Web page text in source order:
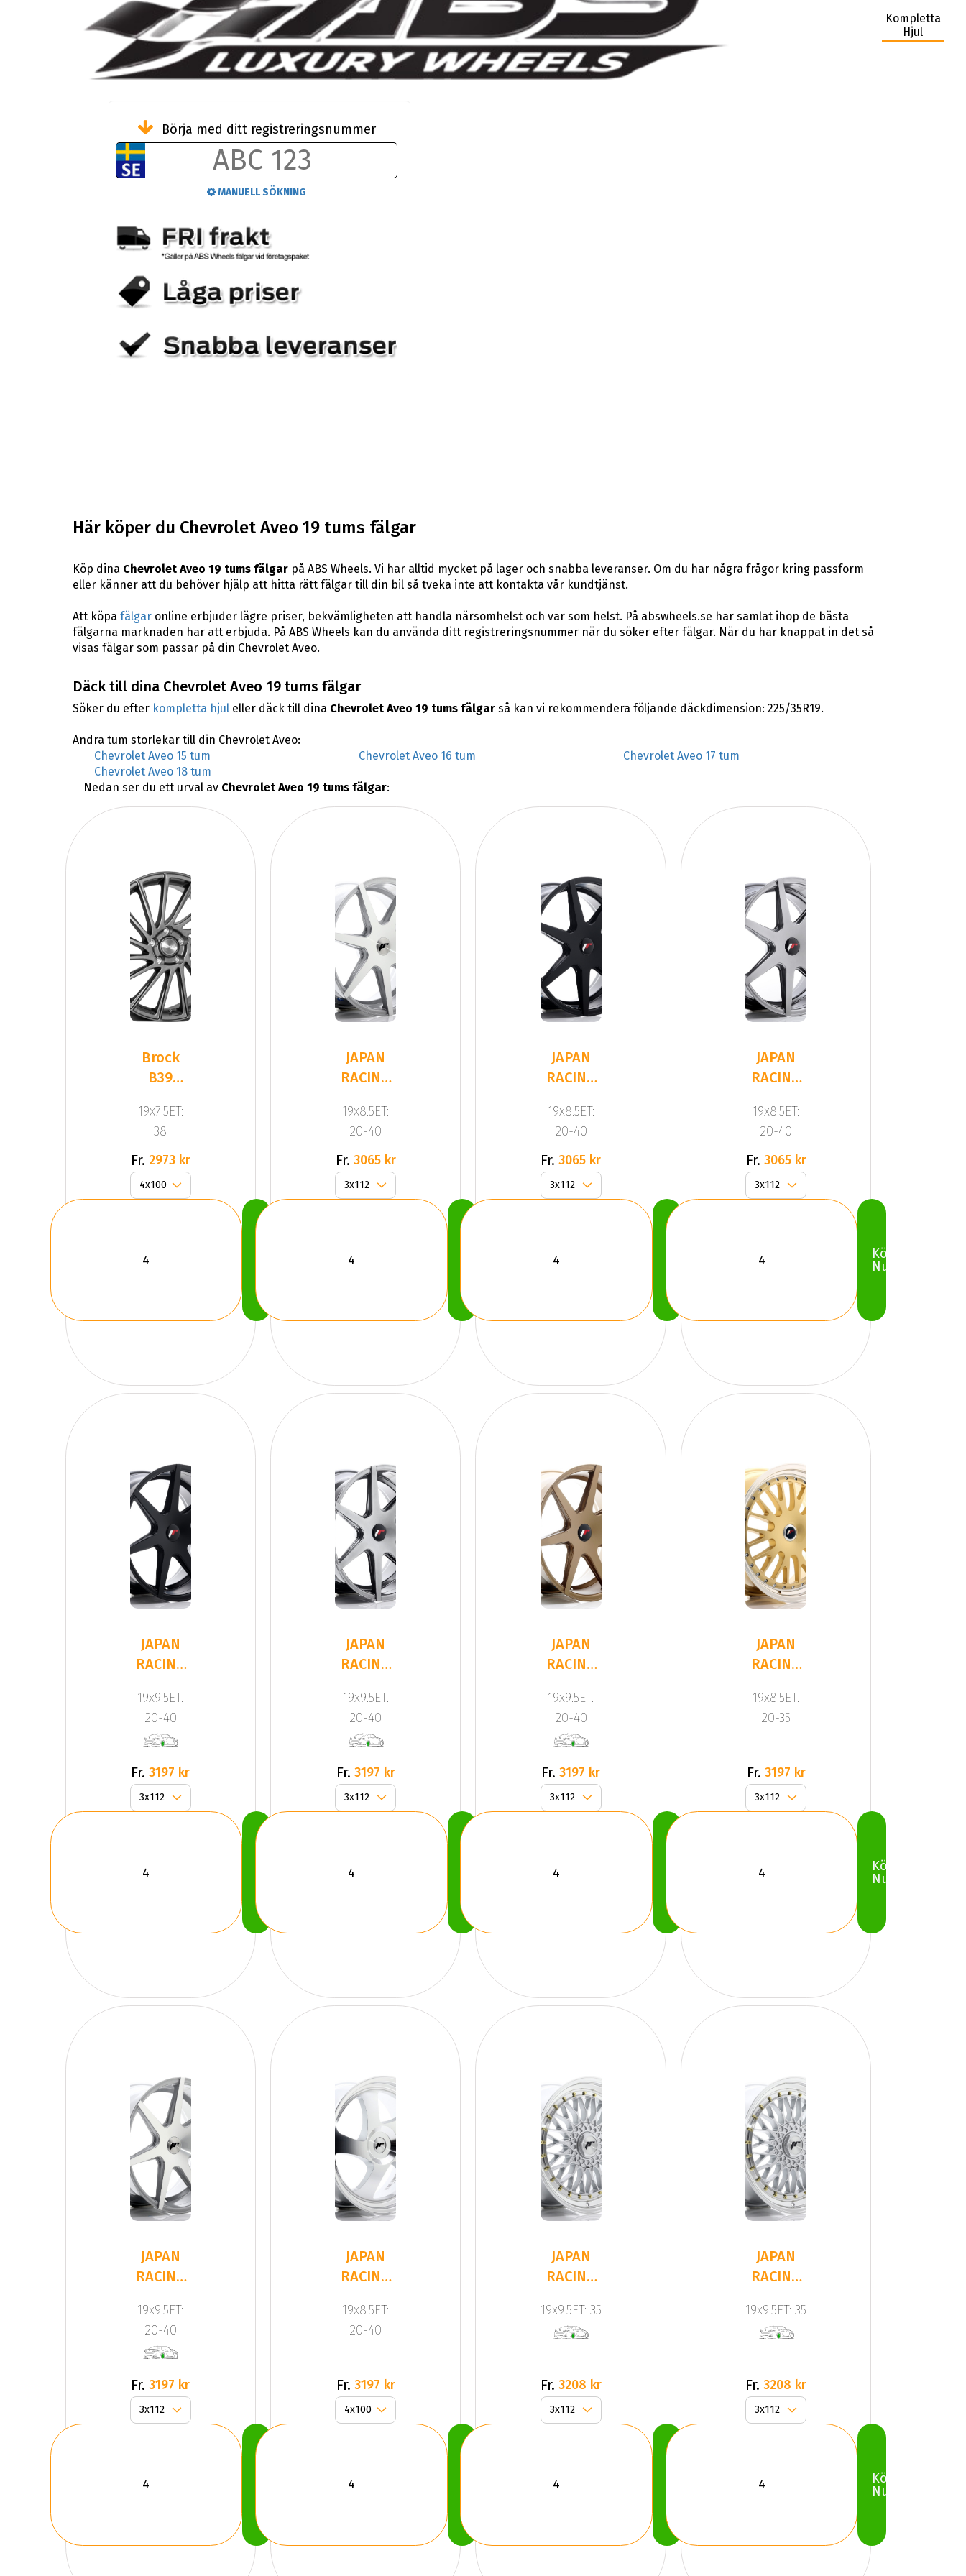
Kompletta
Hjul
Börja med ditt registreringsnummer
MANUELL SÖKNING
Här köper du Chevrolet Aveo 19 tums fälgar
Köp dina Chevrolet Aveo 19 tums fälgarpå ABS Wheels. Vi har alltid mycket på lager och snabba leveranser. Om du har några frågor kring passform
eller känner att du behöver hjälp att hitta rätt fälgar till din bil så tveka inte att kontakta vår kundtjänst.
Att köpa fälgaronline erbjuder lägre priser, bekvämligheten att handla närsomhelst och var som helst. På abswheels.se har samlat ihop de bästa
fälgarna marknaden har att erbjuda. På ABS Wheels kan du använda ditt registreringsnummer när du söker efter fälgar. När du har knappat in det så
visas fälgar som passar på din Chevrolet Aveo.
Däck till dina Chevrolet Aveo 19 tums fälgar
Söker du efter kompletta hjuleller däck till dina Chevrolet Aveo 19 tums fälgarså kan vi rekommendera följande däckdimension: 225/35R19.
Andra tum storlekar till din Chevrolet Aveo:
Chevrolet Aveo 15 tum
Chevrolet Aveo 16 tum
Chevrolet Aveo 17 tum
Chevrolet Aveo 18 tum
Nedan ser du ett urval av Chevrolet Aveo 19 tums fälgar:
Brock
B39
Grey
Matt
19x7.5ET:
38
Fr. 2973 kr
JAPAN
RACING
Silver
19x8.5ET:
20-40
Fr. 3065 kr
JAPAN
RACING
Black
19x8.5ET:
20-40
Fr. 3065 kr
JAPAN
RACING
Hyper
Black
19x8.5ET:
20-40
Fr. 3065 kr
Köp
Nu
JAPAN
RACING
Black
19x9.5ET:
20-40
Fr. 3197 kr
JAPAN
RACING
Hyper
Black
19x9.5ET:
20-40
Fr. 3197 kr
JAPAN
RACING
Bronze
19x9.5ET:
20-40
Fr. 3197 kr
JAPAN
RACING
Gold
19x8.5ET:
20-35
Fr. 3197 kr
Köp
Nu
JAPAN
RACING
Silver
19x9.5ET:
20-40
Fr. 3197 kr
JAPAN
RACING
Silver
19x8.5ET:
20-40
Fr. 3197 kr
JAPAN
RACING
Silver
19x9.5ET: 35
Fr. 3208 kr
JAPAN
RACING
Silver
19x9.5ET: 35
Fr. 3208 kr
Köp
Nu